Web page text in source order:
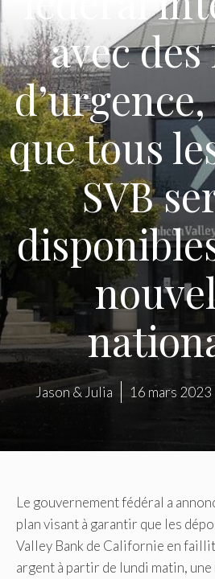
avec
que tous
SVB
Jason & Julia 16 mars 2023
Le gouvernement fédéral a
plan visant à garantir que les
Valley Bank de Californie en
argent à partir de lundi matin,